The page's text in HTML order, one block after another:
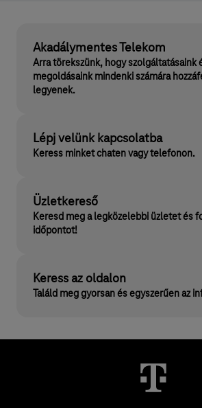
Akadálymentes Telekom
Arra törekszünk, hogy szolgáltatásaink
megoldásaink mindenki számára
legyenek.
Lépj velünk kapcsolatba
Keress minket chaten vagy telefonon.
Üzletkereső
Keresd meg a legközelebbi üzletet és
időpontot!
Keress az oldalon
Találd meg gyorsan és egyszerűen az